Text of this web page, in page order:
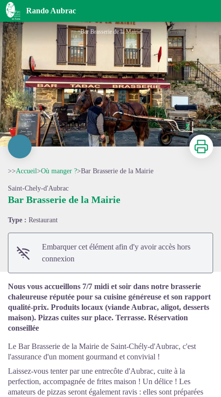
Rando Aubrac
Bar Brasserie de la Mairie
Bar Brasserie de la Mairie
Imprimer
>>Accueil>Où manger ?>Bar Brasserie de la Mairie
Saint-Chely-d'Aubrac
Bar Brasserie de la Mairie
Type : Restaurant
Embarquer cet élément afin d'y avoir accès hors
connexion
Nous vous accueillons 7/7 midi et soir dans notre brasserie
chaleureuse réputée pour sa cuisine généreuse et son rapport
qualité-prix. Produits locaux (viande Aubrac, aligot, desserts
maison). Pizzas cuites sur place. Terrasse. Réservation
conseillée
Le Bar Brasserie de la Mairie de Saint-Chély-d'Aubrac, c'est
l'assurance d'un moment gourmand et convivial !
Laissez-vous tenter par une entrecôte d'Aubrac, cuite à la
perfection, accompagnée de frites maison ! Un délice ! Les
amateurs de pizzas seront également ravis : elles sont préparées